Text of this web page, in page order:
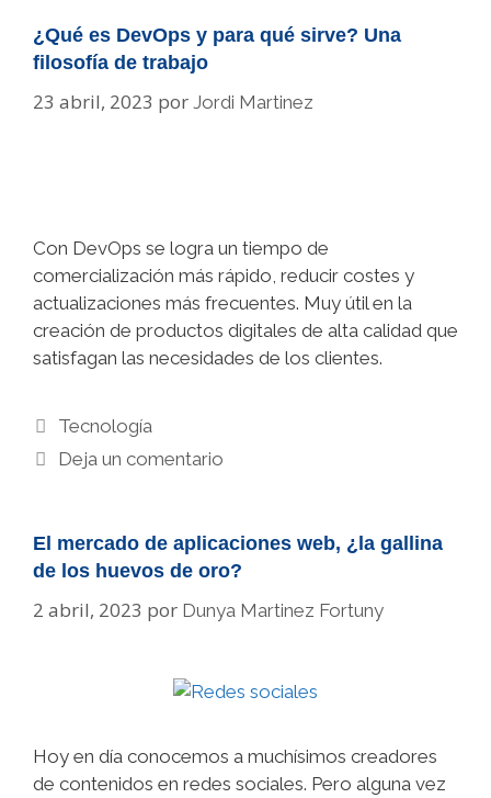
¿Qué es DevOps y para qué sirve? Una
filosofía de trabajo
23 abril, 2023 por Jordi Martinez
Con DevOps se logra un tiempo de
comercialización más rápido, reducir costes y
actualizaciones más frecuentes. Muy útil en la
creación de productos digitales de alta calidad que
satisfagan las necesidades de los clientes.
Categorías
Tecnología
Deja un comentario
El mercado de aplicaciones web, ¿la gallina
de los huevos de oro?
2 abril, 2023 por Dunya Martinez Fortuny
Hoy en día conocemos a muchísimos creadores
de contenidos en redes sociales. Pero alguna vez